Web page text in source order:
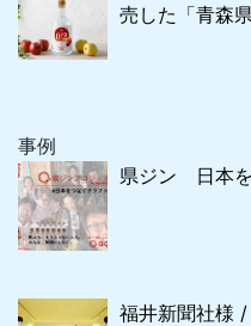
売した「青森
事例
県ジン 日本
福井新聞社様